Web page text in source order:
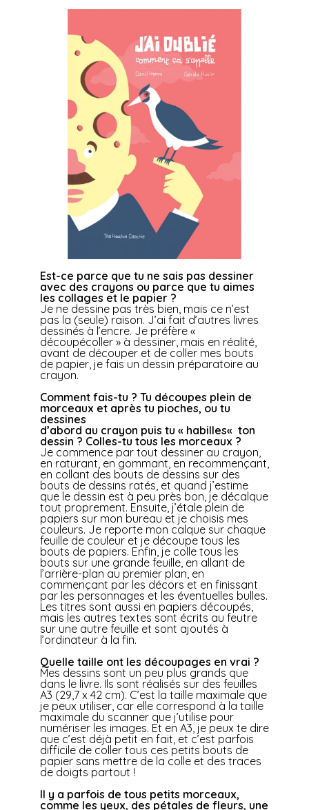
Est-ce parce que tu ne sais pas dessiner
avec des crayons ou parce que tu aimes
les collages et le papier ?
Je ne dessine pas très bien, mais ce n’est
pas la (seule) raison. J’ai fait d’autres livres
dessinés à l’encre. Je préfère «
découpécoller » à dessiner, mais en réalité,
avant de découper et de coller mes bouts
de papier, je fais un dessin préparatoire au
crayon.
Comment fais-tu ? Tu découpes plein de
morceaux et après tu pioches, ou tu
dessines
d’abord au crayon puis tu « habilles« ton
dessin ? Colles-tu tous les morceaux ?
Je commence par tout dessiner au crayon,
en raturant, en gommant, en recommençant,
en collant des bouts de dessins sur des
bouts de dessins ratés, et quand j’estime
que le dessin est à peu près bon, je décalque
tout proprement. Ensuite, j’étale plein de
papiers sur mon bureau et je choisis mes
couleurs. Je reporte mon calque sur chaque
feuille de couleur et je découpe tous les
bouts de papiers. Enfin, je colle tous les
bouts sur une grande feuille, en allant de
l’arrière-plan au premier plan, en
commençant par les décors et en finissant
par les personnages et les éventuelles bulles.
Les titres sont aussi en papiers découpés,
mais les autres textes sont écrits au feutre
sur une autre feuille et sont ajoutés à
l’ordinateur à la fin.
Quelle taille ont les découpages en vrai ?
Mes dessins sont un peu plus grands que
dans le livre. Ils sont réalisés sur des feuilles
A3 (29,7 x 42 cm). C’est la taille maximale que
je peux utiliser, car elle correspond à la taille
maximale du scanner que j’utilise pour
numériser les images. Et en A3, je peux te dire
que c’est déjà petit en fait, et c’est parfois
difficile de coller tous ces petits bouts de
papier sans mettre de la colle et des traces
de doigts partout !
Il y a parfois de tous petits morceaux,
comme les yeux, des pétales de fleurs, une